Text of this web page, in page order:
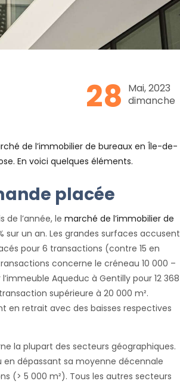
28 Mai, 2023
dimanche
de l’immobilier de bureaux en Île-de-
En voici quelques éléments.
placée
de l’année, le marché de l’immobilier de
sur un an. Les grandes surfaces accusent
pour 6 transactions (contre 15 en
concerne le créneau 10 000 –
l’immeuble Aqueduc à Gentilly pour 12 368
supérieure à 20 000 m².
en retrait avec des baisses respectives
la plupart des secteurs géographiques.
en dépassant sa moyenne décennale
(> 5 000 m²). Tous les autres secteurs